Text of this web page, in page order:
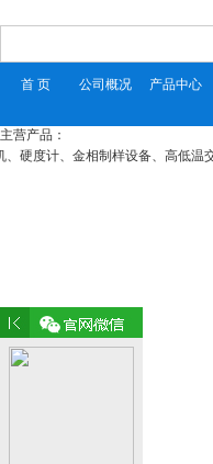
首 页 公司概况 产品中心
主营产品：
硬度计、金相制样设备、高低